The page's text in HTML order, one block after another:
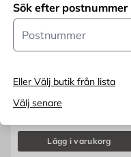
Sök efter postnummer
Postnummer
Eller Välj butik från lista
Välj senare
Träskaft, 16oz
FRÅN
Lägg i varukorg